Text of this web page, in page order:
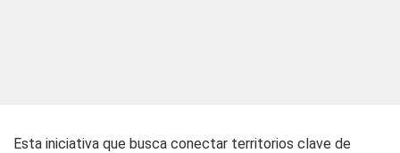
Esta iniciativa que busca conectar territorios clave de